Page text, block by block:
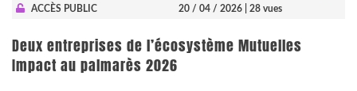
ACCÈS PUBLIC 20 / 04 / 2026 | 28 vues
Deux entreprises de l’écosystème Mutuelles
Impact au palmarès 2026